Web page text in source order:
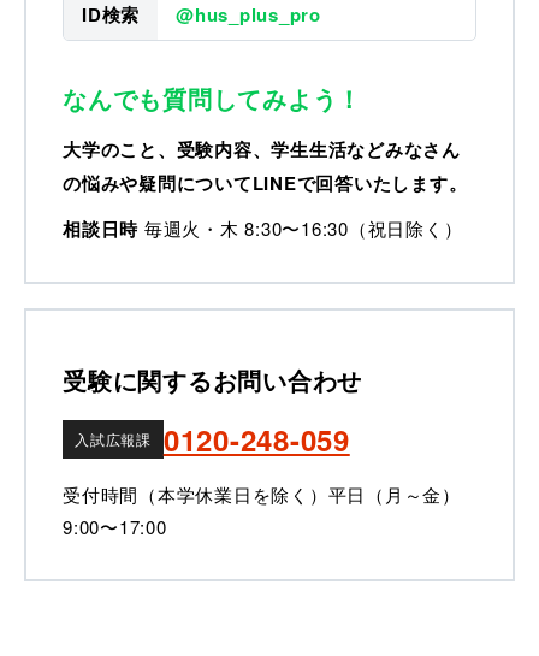
ID検索 @hus_plus_pro
なんでも質問してみよう！
大学のこと、受験内容、学生生活などみなさん
の悩みや疑問についてLINEで回答いたします。
相談日時 毎週火・木 8:30〜16:30（祝日除く）
受験に関するお問い合わせ
入試広報課 0120-248-059
受付時間（本学休業日を除く） 平日（月～金）
9:00〜17:00